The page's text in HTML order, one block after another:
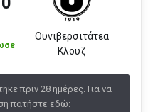
Ουνιβερσιτάτεα
Κλουζ
πριν 28 ημέρες. Για να
πατήστε εδώ: